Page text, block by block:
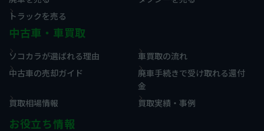
トラックを売る
中古車・車買取
ソコカラが選ばれる理由
車買取の流れ
中古車の売却ガイド
廃車手続きで受け取れる還付
金
買取相場情報
買取実績・事例
お役立ち情報